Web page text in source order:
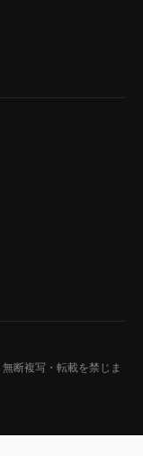
無断複写・転載を禁じま